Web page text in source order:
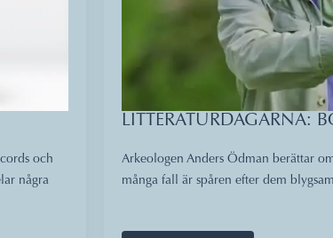
och
några
LITTERATURDAGARNA:
Arkeologen Anders Ödman berättar
många fall är spåren efter dem